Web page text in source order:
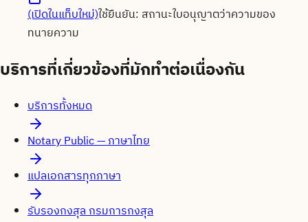
(เปิดในแท็บใหม่)ใช้ยืนยัน: สถานะใบอนุญาตว่าความของ
ทนายความ
บริการที่เกี่ยวข้องที่มักทำต่อเนื่องกัน
บริการทั้งหมด
Notary Public — ภาษาไทย
แปลเอกสารทุกภาษา
รับรองกงสุล กรมการกงสุล